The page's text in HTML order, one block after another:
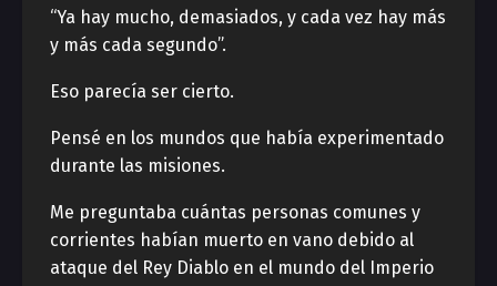
“Ya hay mucho, demasiados, y cada vez hay más
y más cada segundo”.
Eso parecía ser cierto.
Pensé en los mundos que había experimentado
durante las misiones.
Me preguntaba cuántas personas comunes y
corrientes habían muerto en vano debido al
ataque del Rey Diablo en el mundo del Imperio